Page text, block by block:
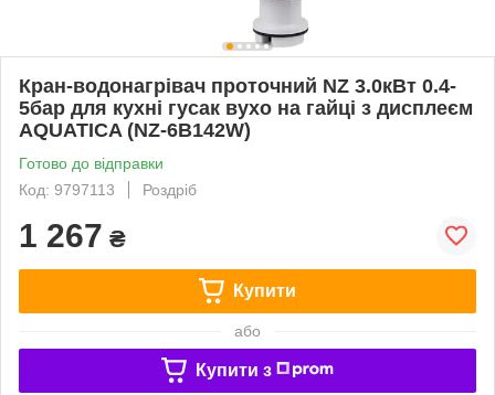
Кран-водонагрівач проточний NZ 3.0кВт 0.4-
5бар для кухні гусак вухо на гайці з дисплеєм
AQUATICA (NZ-6B142W)
Готово до відправки
Код: 9797113
Роздріб
1 267 ₴
Купити
або
Купити з